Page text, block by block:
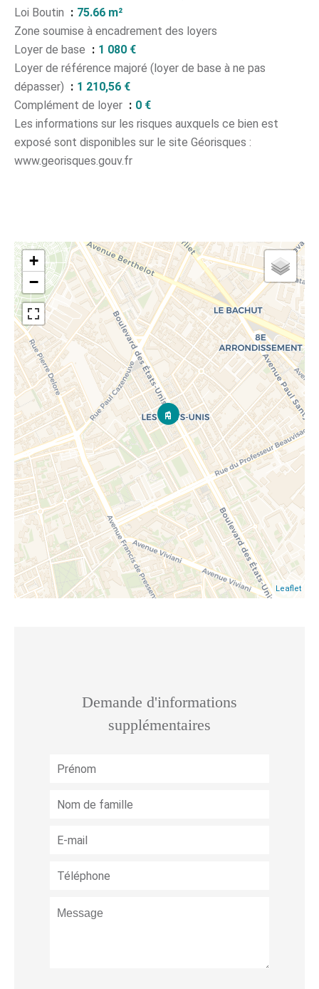
Loi Boutin
75.66 m²
Zone soumise à encadrement des loyers
Loyer de base
1 080 €
Loyer de référence majoré (loyer de base à ne pas
dépasser)
1 210,56 €
Complément de loyer
0 €
Les informations sur les risques auxquels ce bien est
exposé sont disponibles sur le site Géorisques :
www.georisques.gouv.fr
+
−
Leaflet
Demande d'informations
supplémentaires